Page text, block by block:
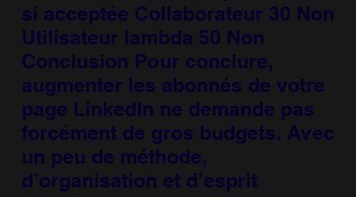
si acceptée Collaborateur 30 Non
Utilisateur lambda 50 Non
Conclusion Pour conclure,
augmenter les abonnés de votre
page LinkedIn ne demande pas
forcément de gros budgets. Avec
un peu de méthode,
d’organisation et d’esprit